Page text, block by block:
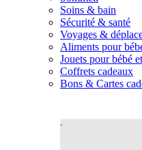
Soins & bain
Sécurité & santé
Voyages &
Aliments pour
Jouets pour bébé
Coffrets cadeaux
Bons & Cartes